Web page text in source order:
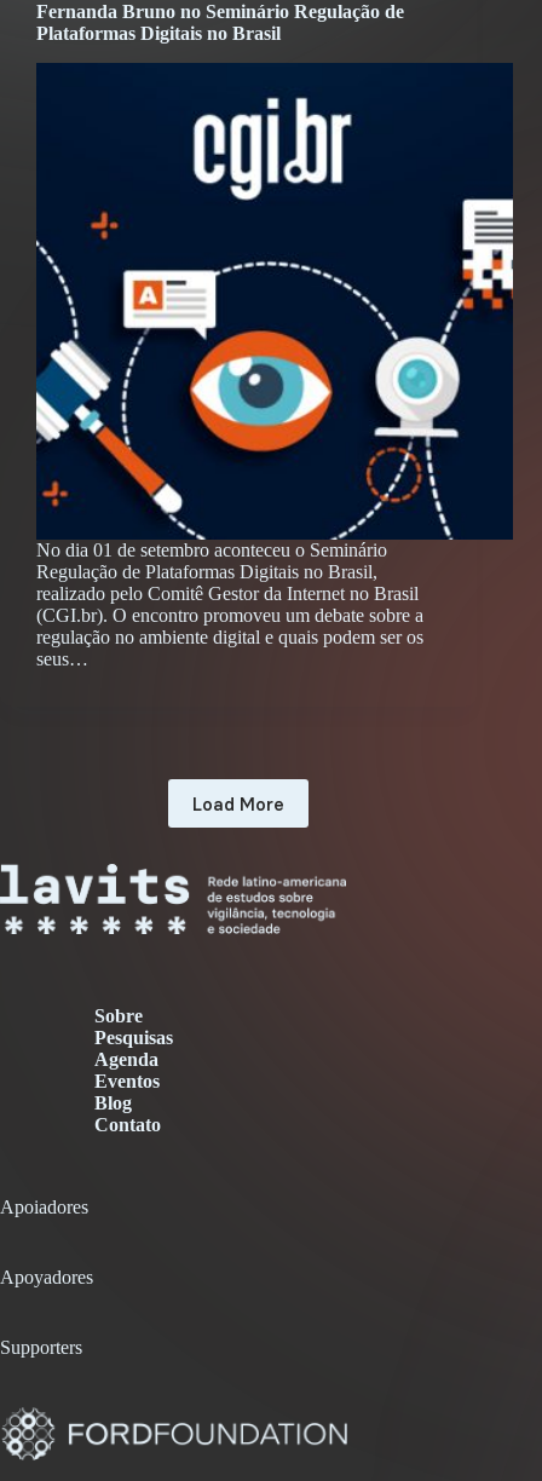
Fernanda Bruno no Seminário Regulação de
Plataformas Digitais no Brasil
No dia 01 de setembro aconteceu o Seminário
Regulação de Plataformas Digitais no Brasil,
realizado pelo Comitê Gestor da Internet no Brasil
(CGI.br). O encontro promoveu um debate sobre a
regulação no ambiente digital e quais podem ser os
seus…
Load More
Sobre
Pesquisas
Agenda
Eventos
Blog
Contato
Apoiadores
Apoyadores
Supporters